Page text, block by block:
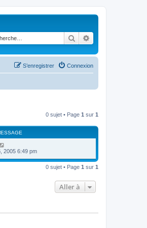
Rechercher
Connexion
S’enregistrer
0 sujet • Page 1 sur 1
2005 6:49 pm
0 sujet • Page 1 sur 1
Aller à